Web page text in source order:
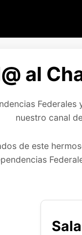
al
nuestro canal
de este